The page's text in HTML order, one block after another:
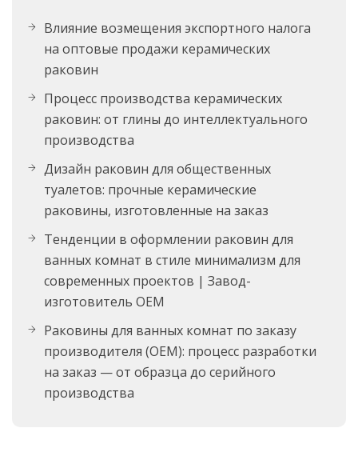
Влияние возмещения экспортного налога
на оптовые продажи керамических
раковин
Процесс производства керамических
раковин: от глины до интеллектуального
производства
Дизайн раковин для общественных
туалетов: прочные керамические
раковины, изготовленные на заказ
Тенденции в оформлении раковин для
ванных комнат в стиле минимализм для
современных проектов | Завод-
изготовитель OEM
Раковины для ванных комнат по заказу
производителя (OEM): процесс разработки
на заказ — от образца до серийного
производства